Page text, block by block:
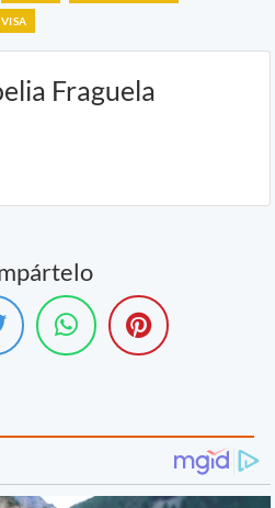
VISA
Fraguela